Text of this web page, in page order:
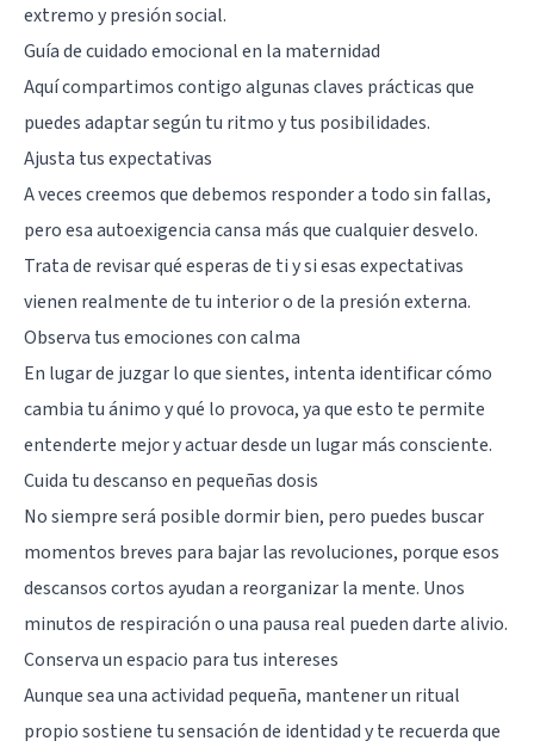
extremo y presión social.
Guía de cuidado emocional en la maternidad
Aquí compartimos contigo algunas claves prácticas que
puedes adaptar según tu ritmo y tus posibilidades.
Ajusta tus expectativas
A veces creemos que debemos responder a todo sin fallas,
pero esa autoexigencia cansa más que cualquier desvelo.
Trata de revisar qué esperas de ti y si esas expectativas
vienen realmente de tu interior o de la presión externa.
Observa tus emociones con calma
En lugar de juzgar lo que sientes, intenta identificar cómo
cambia tu ánimo y qué lo provoca, ya que esto te permite
entenderte mejor y actuar desde un lugar más consciente.
Cuida tu descanso en pequeñas dosis
No siempre será posible dormir bien, pero puedes buscar
momentos breves para bajar las revoluciones, porque esos
descansos cortos ayudan a reorganizar la mente. Unos
minutos de respiración o una pausa real pueden darte alivio.
Conserva un espacio para tus intereses
Aunque sea una actividad pequeña, mantener un ritual
propio sostiene tu sensación de identidad y te recuerda que